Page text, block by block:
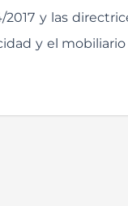
y las
y el